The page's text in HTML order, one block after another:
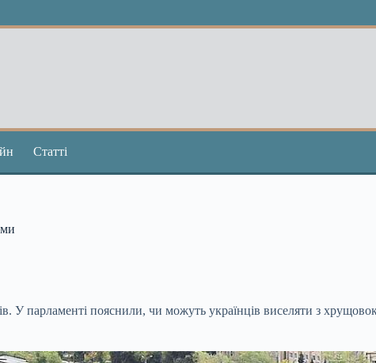
Статті
У парламенті пояснили, чи можуть українців виселяти з